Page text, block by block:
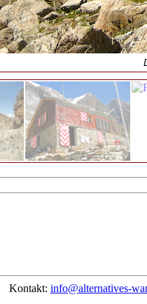
Kontakt: info@alternatives-